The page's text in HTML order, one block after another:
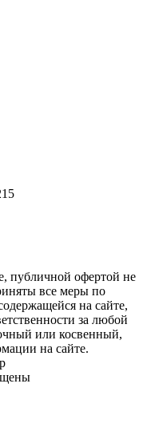
публичной офертой не
все меры по
на сайте,
за любой
или косвенный,
на сайте.